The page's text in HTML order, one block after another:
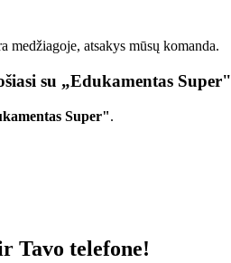
medžiagoje, atsakys mūsų komanda.
su „Edukamentas Super"
Super".
Tavo telefone!